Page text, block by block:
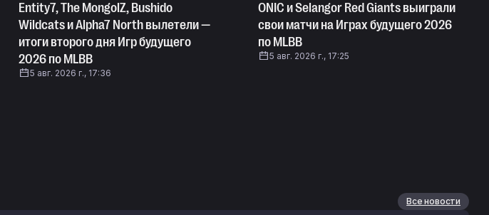
Entity7, The MongolZ, Bushido
Wildcats и Alpha7 North вылетели —
итоги второго дня Игр будущего
2026 по MLBB
5 авг. 2026 г., 17:36
ONIC и Selangor Red Giants выиграли
свои матчи на Играх будущего 2026
по MLBB
5 авг. 2026 г., 17:25
Все новости